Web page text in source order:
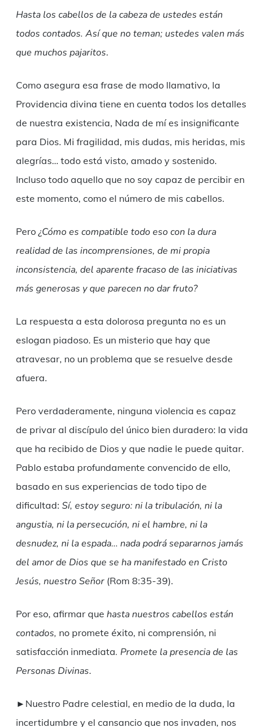
Hasta los cabellos de la cabeza de ustedes están
todos contados. Así que no teman; ustedes valen más
que muchos pajaritos.
Como asegura esa frase de modo llamativo, la
Providencia divina tiene en cuenta todos los detalles
de nuestra existencia, Nada de mí es insignificante
para Dios. Mi fragilidad, mis dudas, mis heridas, mis
alegrías… todo está visto, amado y sostenido.
Incluso todo aquello que no soy capaz de percibir en
este momento, como el número de mis cabellos.
Pero¿Cómo es compatible todo eso con la dura
realidad de las incomprensiones, de mi propia
inconsistencia, del aparente fracasode las iniciativas
más generosas y que parecen no dar fruto?
La respuesta a esta dolorosa pregunta no es un
eslogan piadoso. Es un misterio que hay que
atravesar, no un problema que se resuelve desde
afuera.
Pero verdaderamente, ninguna violencia es capaz
de privar al discípulo del único bien duradero: la vida
que ha recibido de Dios y que nadie le puede quitar.
Pablo estaba profundamente convencido de ello,
basado en sus experiencias de todo tipo de
dificultad: Sí, estoy seguro: ni la tribulación, ni la
angustia, ni la persecución, ni el hambre, ni la
desnudez, ni la espada… nada podrá separarnos jamás
del amor de Dios que se ha manifestado en Cristo
Jesús, nuestro Señor(Rom 8:35-39).
Por eso, afirmar que hastanuestros cabellos están
contados, no promete éxito, ni comprensión, ni
satisfacción inmediata. Promete lapresenciade las
Personas Divinas.
►Nuestro Padre celestial, en medio de la duda, la
incertidumbre y el cansancio que nos invaden, nos